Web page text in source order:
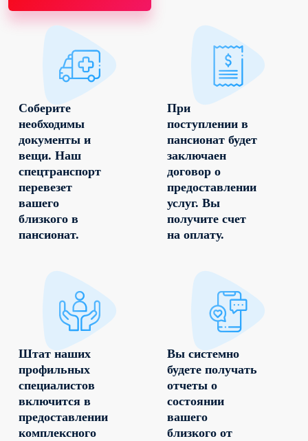
Соберите
необходимы
документы и
вещи. Наш
спецтранспорт
перевезет
вашего
близкого в
пансионат.
При
поступлении в
пансионат будет
заключаен
договор о
предоставлении
услуг. Вы
получите счет
на оплату.
Штат наших
профильных
специалистов
включится в
предоставлении
комплексного
Вы системно
будете получать
отчеты о
состоянии
вашего
близкого от